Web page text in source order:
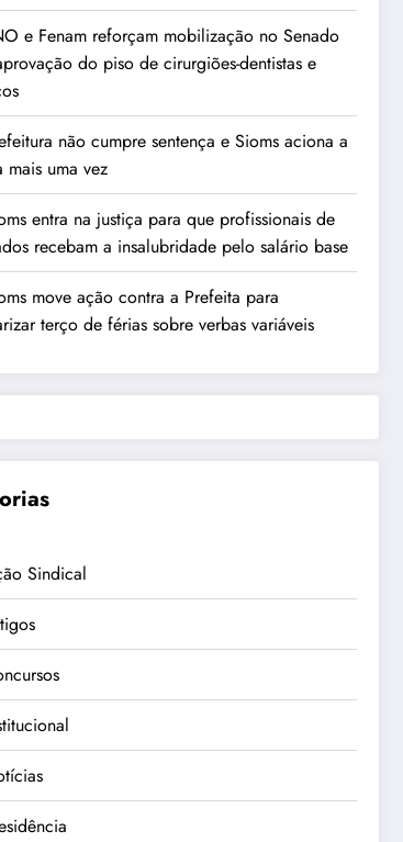
e Fenam reforçam mobilização no Senado
do piso de cirurgiões-dentistas e
não cumpre sentença e Sioms aciona a
mais uma vez
entra na justiça para que profissionais de
recebam a insalubridade pelo salário base
move ação contra a Prefeita para
terço de férias sobre verbas variáveis
Sindical